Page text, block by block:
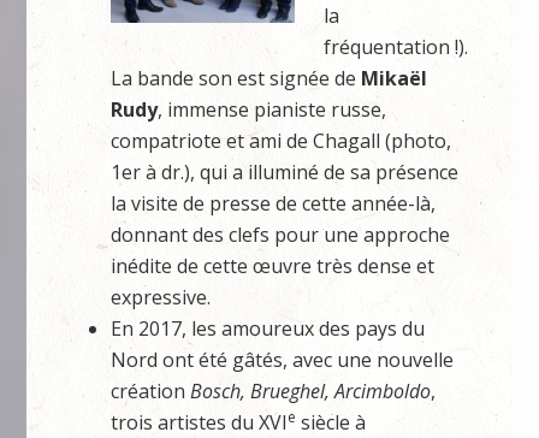
la
fréquentation !).
La bande son est signée de Mikaël
Rudy, immense pianiste russe,
compatriote et ami de Chagall (photo,
1er à dr.), qui a illuminé de sa présence
la visite de presse de cette année-là,
donnant des clefs pour une approche
inédite de cette œuvre très dense et
expressive.
En 2017, les amoureux des pays du
Nord ont été gâtés, avec une nouvelle
créationBosch, Brueghel, Arcimboldo,
trois artistes du XVIe siècle à